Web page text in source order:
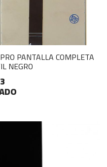
PANTALLA COMPLETA
NEGRO